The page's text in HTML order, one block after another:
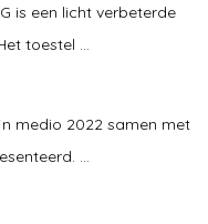
is een licht verbeterde
toestel ...
medio 2022 samen met
...